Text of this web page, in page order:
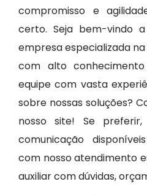
compromisso e
certo. Seja bem-vindo
empresa especializada
com alto
equipe com vasta
sobre nossas soluções?
nosso site! Se
comunicação
com nosso atendimento
auxiliar com dúvidas,